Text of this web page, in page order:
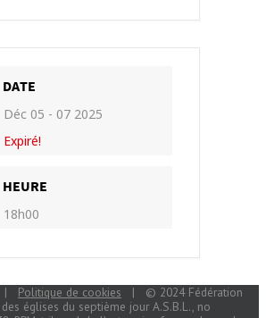
DATE
Déc 05 - 07 2025
Expiré!
HEURE
18h00
| Politique de cookies | © 2024 Fédération
églises du septième jour A.S.B.L., no